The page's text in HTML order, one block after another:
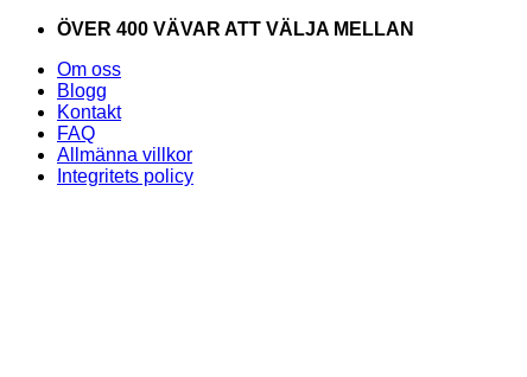
Skip
content
ÖVER 400 VÄVAR ATT VÄLJA MELLAN
Om oss
Blogg
Kontakt
FAQ
Allmänna villkor
Integritets policy